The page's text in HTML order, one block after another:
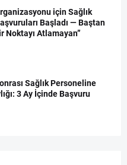
için Sağlık
Başladı — Baştan
Noktayı Atlamayan”
Sağlık Personeline
3 Ay İçinde Başvuru